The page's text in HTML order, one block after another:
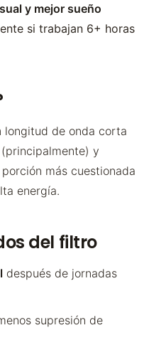
y mejor sueño
si trabajan 6+ horas
longitud de onda corta
y
más cuestionada
energía.
del filtro
después de jornadas
supresión de